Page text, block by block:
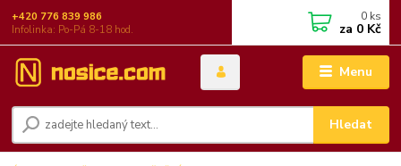
Menu
Hledat
+420 776 839 986
Infolinka: Po-Pá 8-18 hod.
0 ks
za 0 Kč